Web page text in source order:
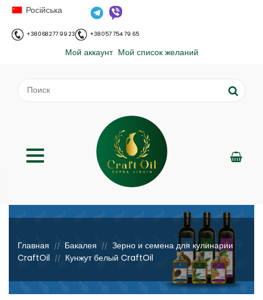
Російська
+38 068 277 99 23 +38 057 754 79 65
Мой аккаунт Мой список желаний
;
Главная
// Бакалея // Зерно и семена для кулинарии
CraftOil
// Кунжут белый CraftOil